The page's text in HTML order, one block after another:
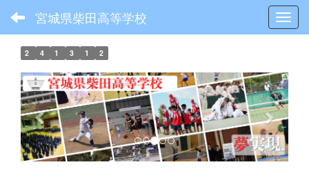
宮城県柴田高等学校
2 4 1 3 1 2
p
r
e
v
i
n
e
x
t